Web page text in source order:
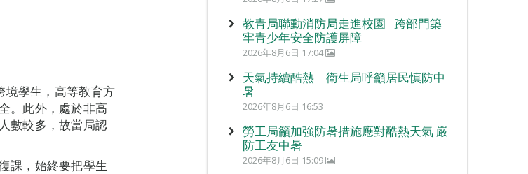
境學生，高等教育方
。此外，處於非高
數較多，故當局認
課，始終要把學生
教青局聯動消防局走進校園 跨部門築
牢青少年安全防護屏障
2026年8月6日 17:04
天氣持續酷熱 衛生局呼籲居民慎防中
暑
2026年8月6日 16:53
勞工局籲加強防暑措施應對酷熱天氣 嚴
防工友中暑
2026年8月6日 15:09